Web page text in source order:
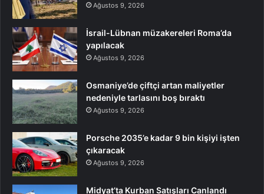
Ağustos 9, 2026
İsrail-Lübnan müzakereleri Roma’da
yapılacak
Ağustos 9, 2026
Osmaniye’de çiftçi artan maliyetler
nedeniyle tarlasını boş bıraktı
Ağustos 9, 2026
Porsche 2035’e kadar 9 bin kişiyi işten
çıkaracak
Ağustos 9, 2026
Midyat’ta Kurban Satışları Canlandı